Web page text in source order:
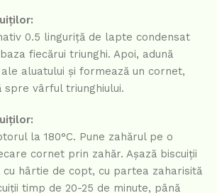
0.5 linguriță de lapte condensat
fiecărui triunghi. Apoi, adună
aluatului și formează un cornet,
spre vârful triunghiului.
la 180°C. Pune zahărul pe o
cornet prin zahăr. Așază biscuiții
hârtie de copt, cu partea zaharisită
timp de 20-25 de minute, până